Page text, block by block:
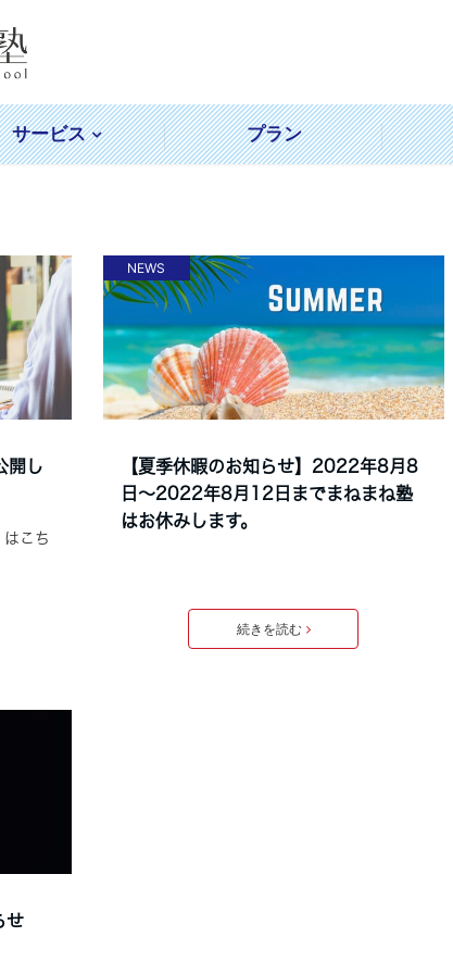
サービス プラン
開し
こち
NEWS
【夏季休暇のお知らせ】2022年8月8
日〜2022年8月12日までまねまね塾
はお休みします。
続きを読む
せ